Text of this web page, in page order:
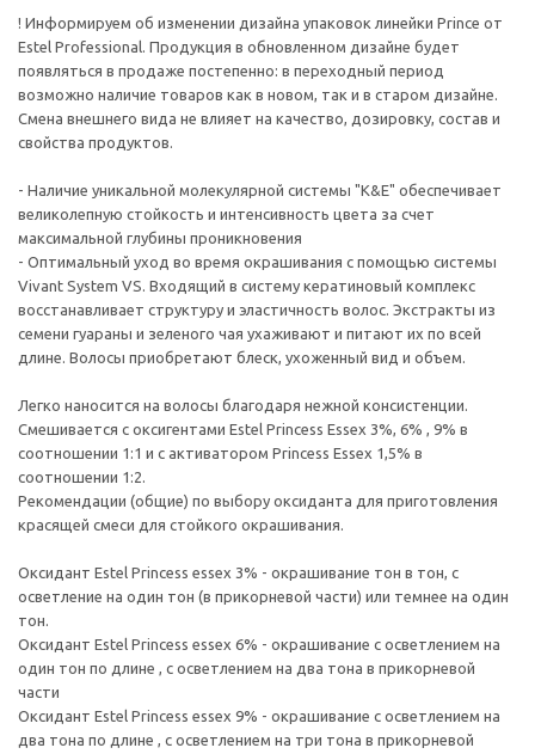
! Информируем об изменении дизайна упаковок линейки Prince от
Estel Professional. Продукция в обновленном дизайне будет
появляться в продаже постепенно: в переходный период
возможно наличие товаров как в новом, так и в старом дизайне.
Смена внешнего вида не влияет на качество, дозировку, состав и
свойства продуктов.
- Наличие уникальной молекулярной системы "K&E" обеспечивает
великолепную стойкость и интенсивность цвета за счет
максимальной глубины проникновения
- Оптимальный уход во время окрашивания с помощью системы
Vivant System VS. Входящий в систему кератиновый комплекс
восстанавливает структуру и эластичность волос. Экстракты из
семени гуараны и зеленого чая ухаживают и питают их по всей
длине. Волосы приобретают блеск, ухоженный вид и объем.
Легко наносится на волосы благодаря нежной консистенции.
Смешивается с оксигентами Estel Princess Essex 3%, 6% , 9% в
соотношении 1:1 и с активатором Princess Essex 1,5% в
соотношении 1:2.
Рекомендации (общие) по выбору оксиданта для приготовления
красящей смеси для стойкого окрашивания.
Оксидант Estel Princess essex 3% - окрашивание тон в тон, с
осветление на один тон (в прикорневой части) или темнее на один
тон.
Оксидант Estel Princess essex 6% - окрашивание с осветлением на
один тон по длине , с осветлением на два тона в прикорневой
части
Оксидант Estel Princess essex 9% - окрашивание с осветлением на
два тона по длине , с осветлением на три тона в прикорневой